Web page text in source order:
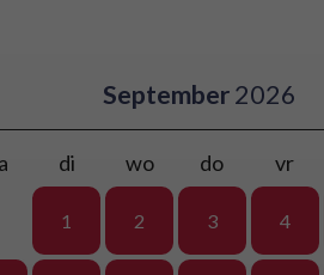
September2026
di wo do vr
1 2 3 4